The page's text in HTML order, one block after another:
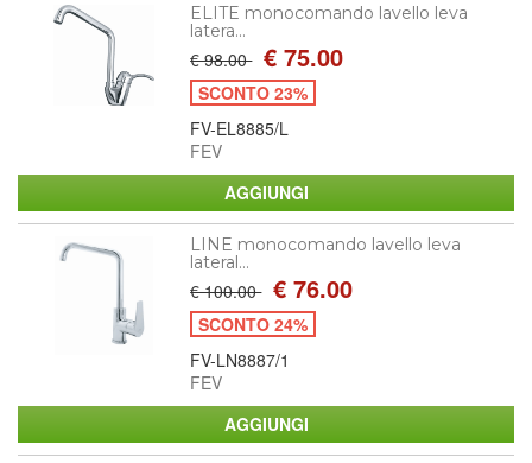
ELITE monocomando lavello leva
latera...
€ 98.00 € 75.00
SCONTO 23%
FV-EL8885/L
FEV
LINE monocomando lavello leva
lateral...
€ 100.00 € 76.00
SCONTO 24%
FV-LN8887/1
FEV